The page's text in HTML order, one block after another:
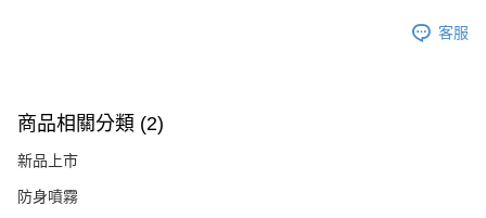
客服
商品相關分類 (2)
新品上市
防身噴霧